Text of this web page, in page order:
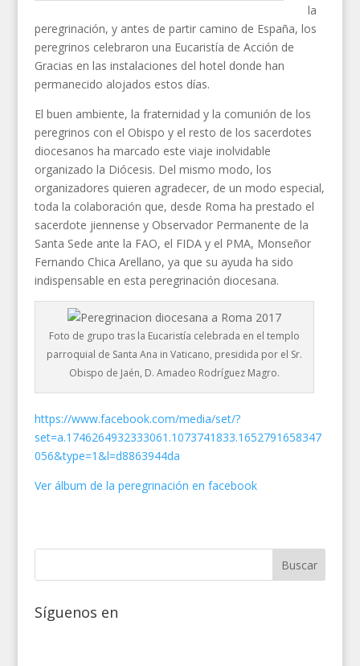
la
peregrinación, y antes de partir camino de España, los
peregrinos celebraron una Eucaristía de Acción de
Gracias en las instalaciones del hotel donde han
permanecido alojados estos días.
El buen ambiente, la fraternidad y la comunión de los
peregrinos con el Obispo y el resto de los sacerdotes
diocesanos ha marcado este viaje inolvidable
organizado la Diócesis. Del mismo modo, los
organizadores quieren agradecer, de un modo especial,
toda la colaboración que, desde Roma ha prestado el
sacerdote jiennense y Observador Permanente de la
Santa Sede ante la FAO, el FIDA y el PMA, Monseñor
Fernando Chica Arellano, ya que su ayuda ha sido
indispensable en esta peregrinación diocesana.
Foto de grupo tras la Eucaristía celebrada en el templo
parroquial de Santa Ana in Vaticano, presidida por el Sr.
Obispo de Jaén, D. Amadeo Rodríguez Magro.
https://www.facebook.com/media/set/?
set=a.1746264932333061.1073741833.1652791658347
056&type=1&l=d8863944da
Ver álbum de la peregrinación en facebook
Síguenos en